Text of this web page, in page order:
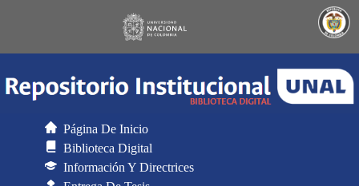
Página De Inicio
Biblioteca Digital
Información Y Directrices